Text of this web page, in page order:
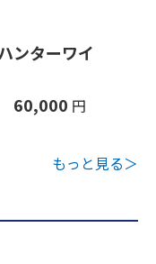
ンターワイ
60,000 円
もっと見る＞